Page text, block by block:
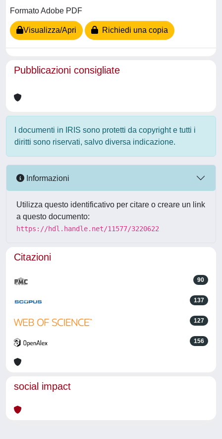
Formato Adobe PDF
Visualizza/Apri Richiedi una copia
Pubblicazioni consigliate
I documenti in IRIS sono protetti da copyright e tutti i
diritti sono riservati, salvo diversa indicazione.
Informazioni
Utilizza questo identificativo per citare o creare un link
a questo documento:
https://hdl.handle.net/11577/3220622
Citazioni
90
137
127
156
social impact